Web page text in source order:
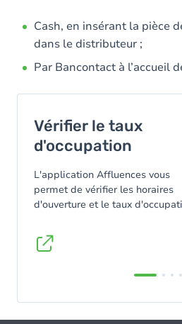
Cash, en insérant la pièce
dans le distributeur ;
Par Bancontact à l’accueil
Vérifier le taux
d'occupation
L'application Affluences vous
permet de vérifier les horaires
d'ouverture et le taux